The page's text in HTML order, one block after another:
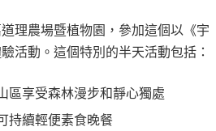
理農場暨植物園，參加這個以《宇
活動。這個特別的半天活動包括：
區享受森林漫步和靜心獨處
持續輕便素食晚餐